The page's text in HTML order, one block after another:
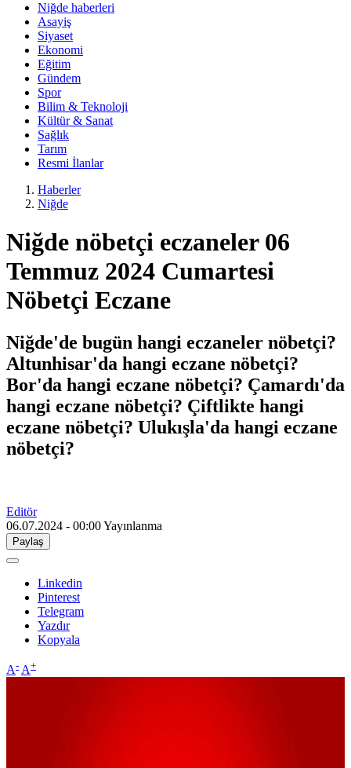
Niğde haberleri
Asayiş
Siyaset
Ekonomi
Eğitim
Gündem
Spor
Bilim & Teknoloji
Kültür & Sanat
Sağlık
Tarım
Resmi İlanlar
Haberler
Niğde
Niğde nöbetçi eczaneler 06
Temmuz 2024 Cumartesi
Nöbetçi Eczane
Niğde'de bugün hangi eczaneler nöbetçi?
Altunhisar'da hangi eczane nöbetçi?
Bor'da hangi eczane nöbetçi? Çamardı'da
hangi eczane nöbetçi? Çiftlikte hangi
eczane nöbetçi? Ulukışla'da hangi eczane
nöbetçi?
Editör
06.07.2024 - 00:00Yayınlanma
Paylaş
Linkedin
Pinterest
Telegram
Yazdır
Kopyala
A- A+